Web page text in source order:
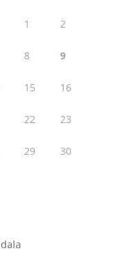
1 2
8 9
15 16
22 23
29 30